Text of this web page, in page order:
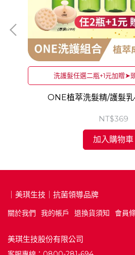
洗護髮任選二瓶+1元加贈➤
ONE植萃洗髮精/護髮
NT$369
加入購物車
｜美琪生技｜抗菌領導品牌
關於我們 我的帳戶 退換貨須知 會員
美琪生技股份有限公司